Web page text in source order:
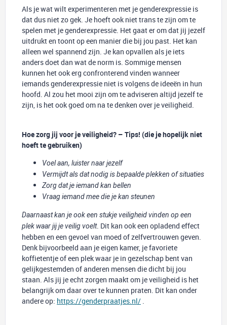
Als je wat wilt experimenteren met je genderexpressie is
dat dus niet zo gek. Je hoeft ook niet trans te zijn om te
spelen met je genderexpressie. Het gaat er om dat jij jezelf
uitdrukt en toont op een manier die bij jou past. Het kan
alleen wel spannend zijn. Je kan opvallen als je iets
anders doet dan wat de norm is. Sommige mensen
kunnen het ook erg confronterend vinden wanneer
iemands genderexpressie niet is volgens de ideeën in hun
hoofd. Al zou het mooi zijn om te adviseren altijd jezelf te
zijn, is het ook goed om na te denken over je veiligheid.
Hoe zorg jij voor je veiligheid? – Tips! (die je hopelijk niet
hoeft te gebruiken)
Voel aan, luister naar jezelf
Vermijdt als dat nodig is bepaalde plekken of situaties
Zorg dat je iemand kan bellen
Vraag iemand mee die je kan steunen
Daarnaast kan je ook een stukje veiligheid vinden op een
plek waar jij je veilig voelt. Dit kan ook een opladend effect
hebben en een gevoel van moed of zelfvertrouwen geven.
Denk bijvoorbeeld aan je eigen kamer, je favoriete
koffietentje of een plek waar je in gezelschap bent van
gelijkgestemden of anderen mensen die dicht bij jou
staan. Als jij je echt zorgen maakt om je veiligheid is het
belangrijk om daar over te kunnen praten. Dit kan onder
andere op: https://genderpraatjes.nl/ .